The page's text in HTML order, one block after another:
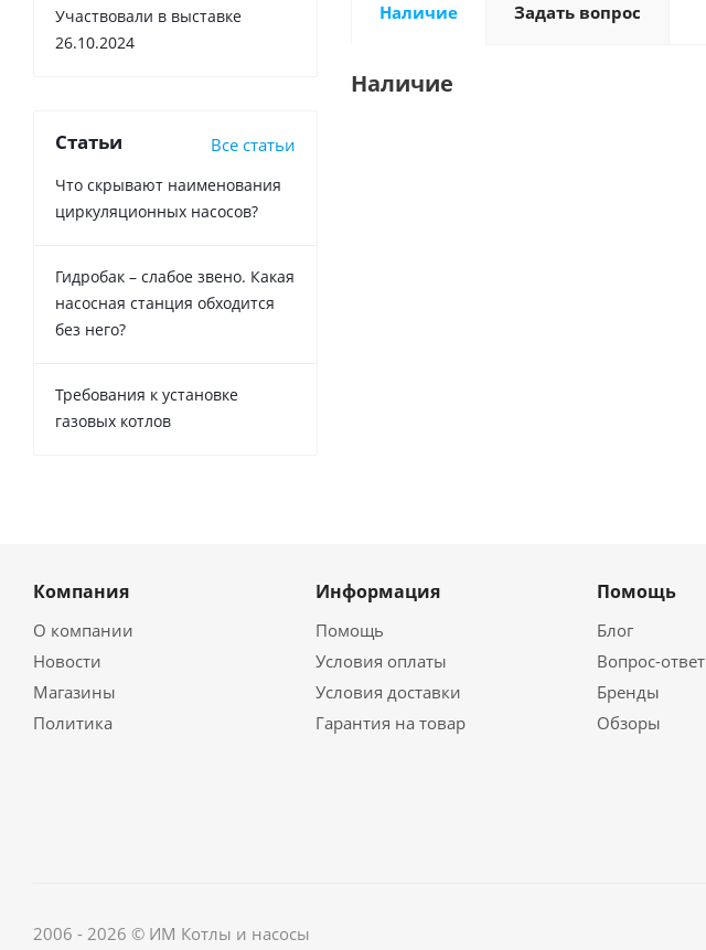
Наличие Задать вопрос
Наличие
Участвовали в выставке
26.10.2024
Статьи Все статьи
Что скрывают наименования
циркуляционных насосов?
Гидробак – слабое звено. Какая
насосная станция обходится
без него?
Требования к установке
газовых котлов
Компания
О компании
Новости
Магазины
Политика
Информация
Помощь
Условия оплаты
Условия доставки
Гарантия на товар
Помощь
Блог
Вопрос-ответ
Бренды
Обзоры
2006 - 2026 © ИМ Котлы и насосы